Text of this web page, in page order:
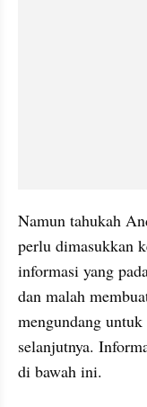
Namun tahukah
perlu dimasukkan
informasi yang
dan malah
mengundang
selanjutnya.
di bawah ini.